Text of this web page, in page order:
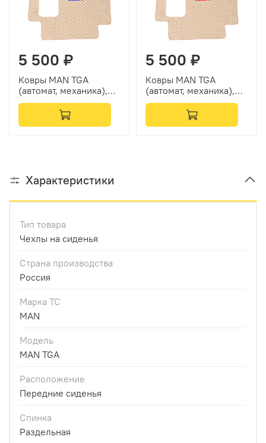
5 500 ₽
Ковры MAN TGA
(автомат, механика),
(экокожа, бежевый,
бежевый кант, синяя
вышивка)
5 500 ₽
Ковры MAN TGA
(автомат, механика),
(экокожа, бежевый,
бежевый кант, красная
вышивка)
Характеристики
Тип товара
Чехлы на сиденья
Страна производства
Россия
Марка ТС
MAN
Модель
MAN TGA
Расположение
Передние сиденья
Спинка
Раздельная